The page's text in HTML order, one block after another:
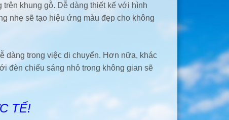
khung gỗ. Dễ dàng thiết kế với hình
nhẹ sẽ tạo hiệu ứng màu đẹp cho không
dàng trong việc di chuyển. Hơn nữa, khác
đèn chiếu sáng nhỏ trong không gian sẽ
TẾ!